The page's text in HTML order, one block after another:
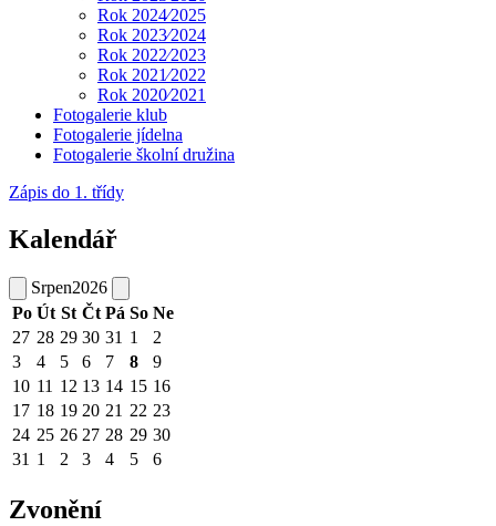
Rok 2024⁄2025
Rok 2023⁄2024
Rok 2022⁄2023
Rok 2021⁄2022
Rok 2020⁄2021
Fotogalerie klub
Fotogalerie jídelna
Fotogalerie školní družina
Zápis do 1. třídy
Kalendář
Srpen2026
Po Út St Čt Pá So Ne
27 28 29 30 31 1
2
3
4 5 6 7 8
9
10 11 12 13 14 15 16
17 18 19 20 21 22 23
24 25 26 27 28 29 30
31 1 2 3 4 5 6
Zvonění